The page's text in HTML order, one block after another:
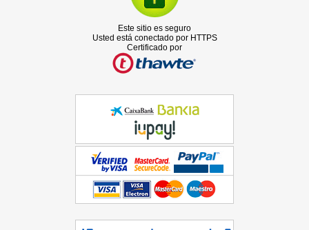
Este sitio es seguro
Usted está conectado por HTTPS
Certificado por